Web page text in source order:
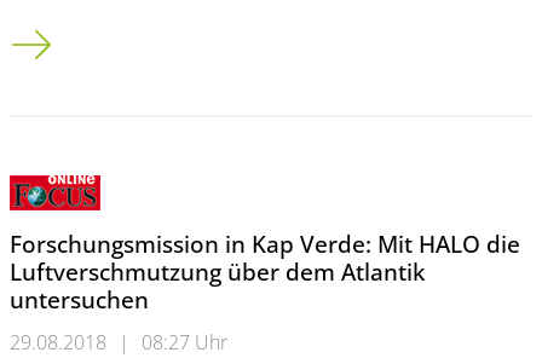
Kap Verde: Mit HALO die Luftverschmutzung über dem
Forschungsmission in Kap Verde: Mit HALO die
Luftverschmutzung über dem Atlantik
untersuchen
29.08.2018 | 08:27 Uhr